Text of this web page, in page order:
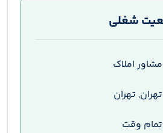
شغلی
مشاور املاک
تهران, تهران
تمام وقت